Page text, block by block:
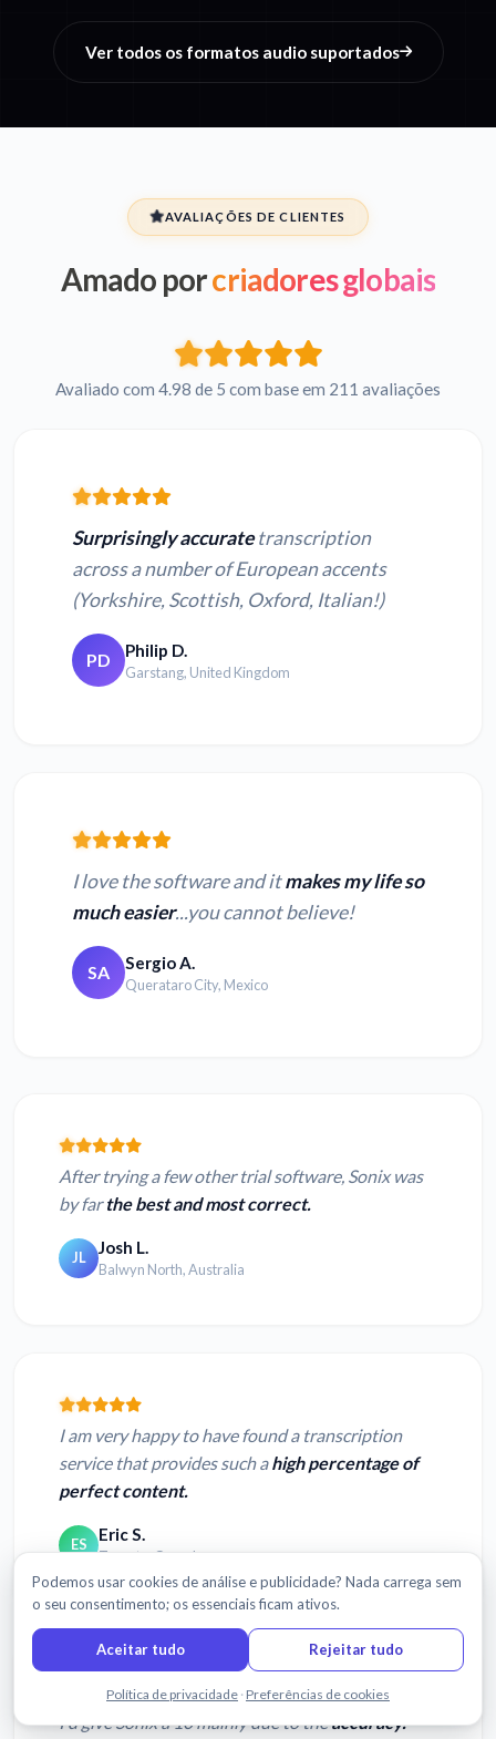
Ver todos os formatos audio suportados
AVALIAÇÕES DE CLIENTES
Amado porcriadores globais
Avaliado com 4.98 de 5 com base em 211 avaliações
Surprisingly accuratetranscription
across a number of European accents
(Yorkshire, Scottish, Oxford, Italian!)
PD Philip D.
Garstang, United Kingdom
I love the software and itmakes my life so
much easier...you cannot believe!
SA Sergio A.
Querataro City, Mexico
After trying a few other trial software, Sonix was
by farthe best and most correct.
JL Josh L.
Balwyn North, Australia
I am very happy to have found a transcription
service that provides such ahigh percentage of
perfect content.
ES Eric S.
Toronto, Canada
I'd give Sonix a 10 mainly due to theaccuracy.
Fale connosco
Podemos usar cookies de análise e publicidade? Nada carrega sem
o seu consentimento; os essenciais ficam ativos.
Aceitar tudo Rejeitar tudo
Política de privacidade · Preferências de cookies